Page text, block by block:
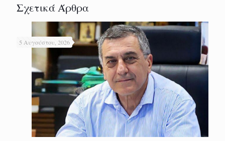
Σχετικά Άρθρα
5 Αυγούστου, 2026